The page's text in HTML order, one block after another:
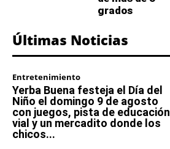
grados
Últimas Noticias
Entretenimiento
Yerba Buena festeja el Día del
Niño el domingo 9 de agosto
con juegos, pista de educación
vial y un mercadito donde los
chicos...